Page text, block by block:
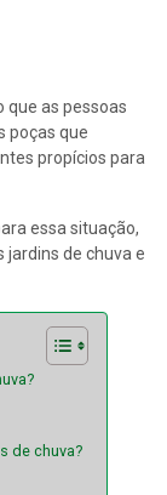
que as pessoas
poças que
propícios para
essa situação,
de chuva e
de chuva?